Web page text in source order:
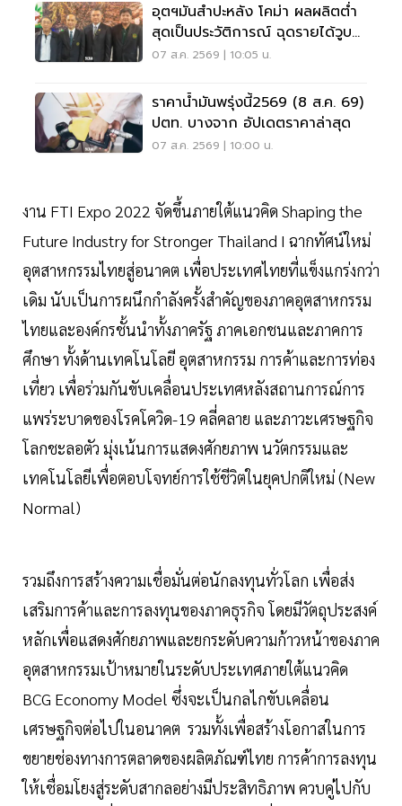
อุตฯมันสำปะหลัง โคม่า ผลผลิตต่ำ
สุดเป็นประวัติการณ์ ฉุดรายได้วูบ
กว่า 8.5 หมื่นล้าน
07 ส.ค. 2569 | 10:05 น.
ราคาน้ำมันพรุ่งนี้2569 (8 ส.ค. 69)
ปตท. บางจาก อัปเดตราคาล่าสุด
07 ส.ค. 2569 | 10:00 น.
งาน FTI Expo 2022 จัดขึ้นภายใต้แนวคิด Shaping the
Future Industry for Stronger Thailand I ฉากทัศน์ใหม่
อุตสาหกรรมไทยสู่อนาคต เพื่อประเทศไทยที่แข็งแกร่งกว่า
เดิม นับเป็นการผนึกกำลังครั้งสำคัญของภาคอุตสาหกรรม
ไทยและองค์กรชั้นนำทั้งภาครัฐ ภาคเอกชนและภาคการ
ศึกษา ทั้งด้านเทคโนโลยี อุตสาหกรรม การค้าและการท่อง
เที่ยว เพื่อร่วมกันขับเคลื่อนประเทศหลังสถานการณ์การ
แพร่ระบาดของโรคโควิด-19 คลี่คลาย และภาวะเศรษฐกิจ
โลกชะลอตัว มุ่งเน้นการแสดงศักยภาพ นวัตกรรมและ
เทคโนโลยีเพื่อตอบโจทย์การใช้ชีวิตในยุคปกติใหม่ (New
Normal)
รวมถึงการสร้างความเชื่อมั่นต่อนักลงทุนทั่วโลก เพื่อส่ง
เสริมการค้าและการลงทุนของภาคธุรกิจ โดยมีวัตถุประสงค์
หลักเพื่อแสดงศักยภาพและยกระดับความก้าวหน้าของภาค
อุตสาหกรรมเป้าหมายในระดับประเทศภายใต้แนวคิด
BCG Economy Model ซึ่งจะเป็นกลไกขับเคลื่อน
เศรษฐกิจต่อไปในอนาคต รวมทั้งเพื่อสร้างโอกาสในการ
ขยายช่องทางการตลาดของผลิตภัณฑ์ไทย การค้าการลงทุน
ให้เชื่อมโยงสู่ระดับสากลอย่างมีประสิทธิภาพ ควบคู่ไปกับ